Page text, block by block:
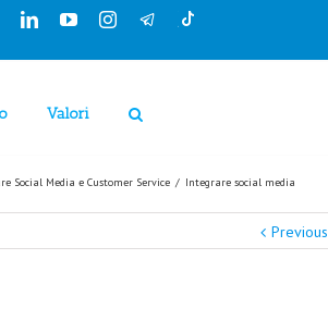
LinkedinYouTubeInstagram
Valori
Social Media e Customer Service / Integrare social media
Previous
Cookies Policy